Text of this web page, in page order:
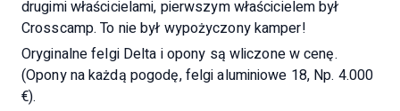
drugimi właścicielami, pierwszym właścicielem był
Crosscamp. To nie był wypożyczony kamper!
Oryginalne felgi Delta i opony są wliczone w cenę.
(Opony na każdą pogodę, felgi aluminiowe 18, Np. 4.000
€).